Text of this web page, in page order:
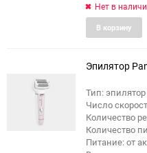
Нет в
В корзину
Эпилятор
Тип: эпилятор
Число
Количество
Количество
Питание: от